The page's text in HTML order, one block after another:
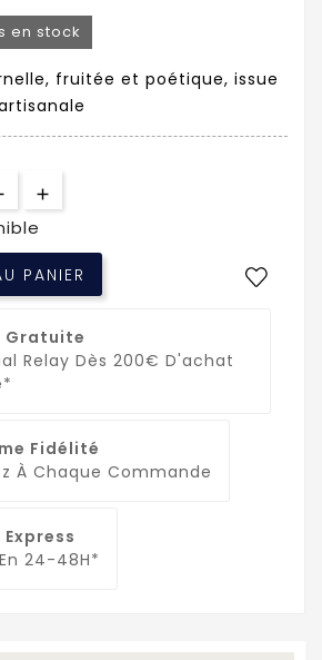
en stock
fruitée et poétique, issue
PANIER
Gratuite
Relay Dès 200€ D'achat
Fidélité
À Chaque Commande
24-48H*